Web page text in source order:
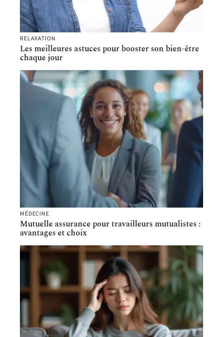
RELAXATION
Les meilleures astuces pour booster son bien-être
chaque jour
MÉDECINE
Mutuelle assurance pour travailleurs mutualistes :
avantages et choix